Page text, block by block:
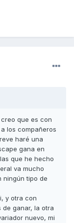
que es con
los compañeros
haré una
gana en
que he hecho
va mucho
ningún tipo de
y otra con
de ganar, la otra
nuevo, mi